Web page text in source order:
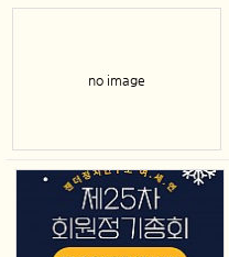
no image